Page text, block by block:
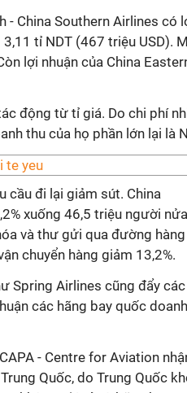
- China Southern Airlines có
tỉ NDT (467 triệu USD).
lợi nhuận của China
động từ tỉ giá. Do chi phí
thu của họ phần lớn lại là
cầu đi lại giảm sút. China
xuống 46,5 triệu người nửa
và thư gửi qua đường hàng
chuyển hàng giảm 13,2%.
Spring Airlines cũng đẩy các
các hãng bay quốc
- Centre for Aviation
Quốc, do Trung Quốc